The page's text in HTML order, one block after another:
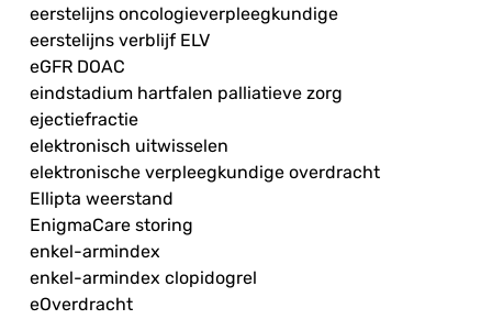
eerstelijns oncologieverpleegkundige
eerstelijns verblijf ELV
eGFR DOAC
eindstadium hartfalen palliatieve zorg
ejectiefractie
elektronisch uitwisselen
elektronische verpleegkundige overdracht
Ellipta weerstand
EnigmaCare storing
enkel-armindex
enkel-armindex clopidogrel
eOverdracht